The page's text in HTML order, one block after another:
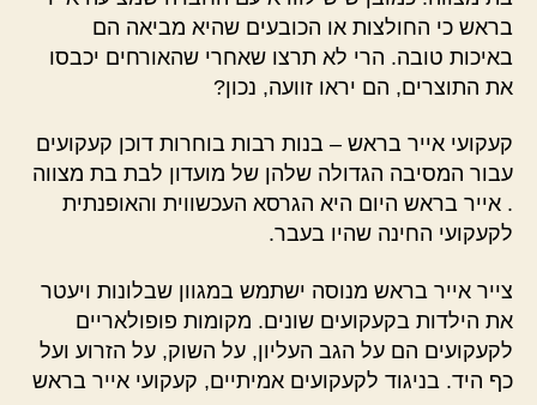
בראש כי החולצות או הכובעים שהיא מביאה הם
באיכות טובה. הרי לא תרצו שאחרי שהאורחים יכבסו
את התוצרים, הם יראו זוועה, נכון?
קעקועי אייר בראש – בנות רבות בוחרות דוכן קעקועים
עבור המסיבה הגדולה שלהן של מועדון לבת בת מצווה
. אייר בראש היום היא הגרסא העכשווית והאופנתית
לקעקועי החינה שהיו בעבר.
צייר אייר בראש מנוסה ישתמש במגוון שבלונות ויעטר
את הילדות בקעקועים שונים. מקומות פופולאריים
לקעקועים הם על הגב העליון, על השוק, על הזרוע ועל
כף היד. בניגוד לקעקועים אמיתיים, קעקועי אייר בראש